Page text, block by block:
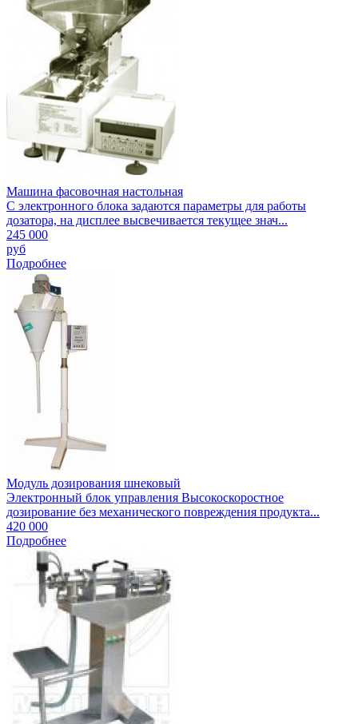
Машина фасовочная настольная
С электронного блока задаются параметры для работы
дозатора, на дисплее высвечивается текущее знач...
245 000
руб
Подробнее
Модуль дозирования шнековый
Электронный блок управления Высокоскоростное
дозирование без механического повреждения продукта...
420 000
Подробнее